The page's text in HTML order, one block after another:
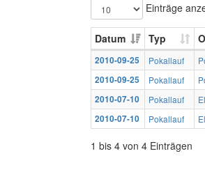
Einträge
Datum Typ
2010-09-25 Pokallauf
2010-09-25
Pokallauf
2010-07-10
Pokallauf
2010-07-10
Pokallauf
1 bis 4 von 4 Einträgen